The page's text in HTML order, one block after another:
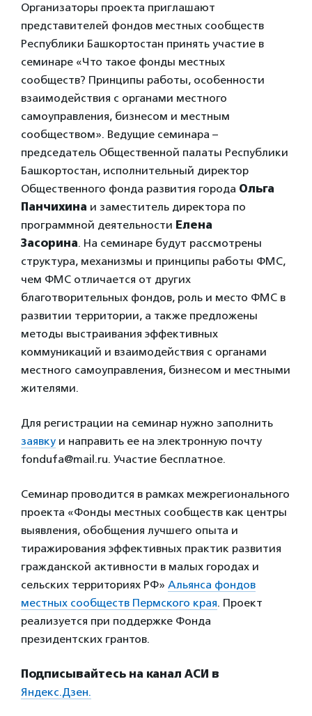
Организаторы проекта приглашают
представителей фондов местных сообществ
Республики Башкортостан принять участие в
семинаре «Что такое фонды местных
сообществ? Принципы работы, особенности
взаимодействия с органами местного
самоуправления, бизнесом и местным
сообществом». Ведущие семинара –
председатель Общественной палаты Республики
Башкортостан, исполнительный директор
Общественного фонда развития города Ольга
Панчихина и заместитель директора по
программной деятельности Елена
Засорина. На семинаре будут рассмотрены
структура, механизмы и принципы работы ФМС,
чем ФМС отличается от других
благотворительных фондов, роль и место ФМС в
развитии территории, а также предложены
методы выстраивания эффективных
коммуникаций и взаимодействия с органами
местного самоуправления, бизнесом и местными
жителями.
Для регистрации на семинар нужно заполнить
заявку и направить ее на электронную почту
fondufa@mail.ru. Участие бесплатное.
Семинар проводится в рамках межрегионального
проекта «Фонды местных сообществ как центры
выявления, обобщения лучшего опыта и
тиражирования эффективных практик развития
гражданской активности в малых городах и
сельских территориях РФ» Альянса фондов
местных сообществ Пермского края. Проект
реализуется при поддержке Фонда
президентских грантов.
Подписывайтесь на канал АСИ в
Яндекс.Дзен.